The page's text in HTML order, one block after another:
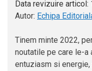
Data revizuire articol:
Autor: Echipa
Tinem minte 2022,
noutatile pe care le-a
entuziasm si